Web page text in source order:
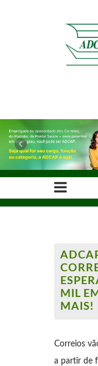
Previous
MIL
MAIS!
Correios
a partir de